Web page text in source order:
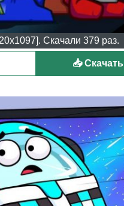
Скачали 379 раз.
📥 Скачать